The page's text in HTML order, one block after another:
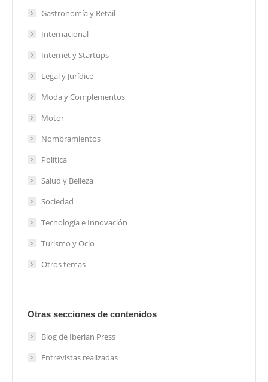
Gastronomía y Retail
Internacional
Internet y Startups
Legal y Jurídico
Moda y Complementos
Motor
Nombramientos
Política
Salud y Belleza
Sociedad
Tecnología e Innovación
Turismo y Ocio
Otros temas
Otras secciones de contenidos
Blog de Iberian Press
Entrevistas realizadas